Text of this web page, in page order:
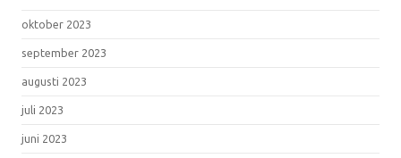
oktober 2023
september 2023
augusti 2023
juli 2023
juni 2023